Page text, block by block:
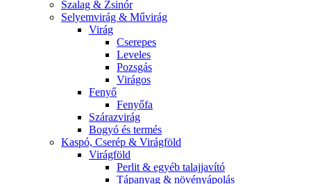
Szalag & Zsinór
Selyemvirág & Művirág
Virág
Cserepes
Leveles
Pozsgás
Virágos
Fenyő
Fenyőfa
Szárazvirág
Bogyó és termés
Kaspó, Cserép & Virágföld
Virágföld
Perlit & egyéb talajjavító
Tápanyag & növényápolás